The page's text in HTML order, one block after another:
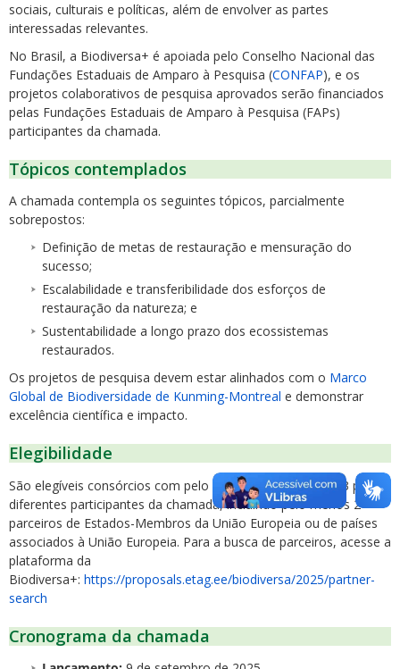
sociais, culturais e políticas, além de envolver as partes
interessadas relevantes.
No Brasil, a Biodiversa+ é apoiada pelo Conselho Nacional das
Fundações Estaduais de Amparo à Pesquisa (CONFAP), e os
projetos colaborativos de pesquisa aprovados serão financiados
pelas Fundações Estaduais de Amparo à Pesquisa (FAPs)
participantes da chamada.
Tópicos contemplados
A chamada contempla os seguintes tópicos, parcialmente
sobrepostos:
Definição de metas de restauração e mensuração do
sucesso;
Escalabilidade e transferibilidade dos esforços de
restauração da natureza; e
Sustentabilidade a longo prazo dos ecossistemas
restaurados.
Os projetos de pesquisa devem estar alinhados com o Marco
Global de Biodiversidade de Kunming-Montreal e demonstrar
excelência científica e impacto.
Elegibilidade
São elegíveis consórcios com pelo menos 3 parceiros de 3 países
diferentes participantes da chamada, incluindo pelo menos 2
parceiros de Estados-Membros da União Europeia ou de países
associados à União Europeia. Para a busca de parceiros, acesse a
plataforma da
Biodiversa+: https://proposals.etag.ee/biodiversa/2025/partner-
search
Cronograma da chamada